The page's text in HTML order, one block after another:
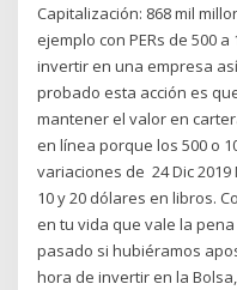
Capitalización: 868 mil
ejemplo con PERs de 500
invertir en una empresa
probado esta acción es
mantener el valor en
en línea porque los 500 o
variaciones de 24 Dic
10 y 20 dólares en libros.
en tu vida que vale la
pasado si hubiéramos
hora de invertir en la